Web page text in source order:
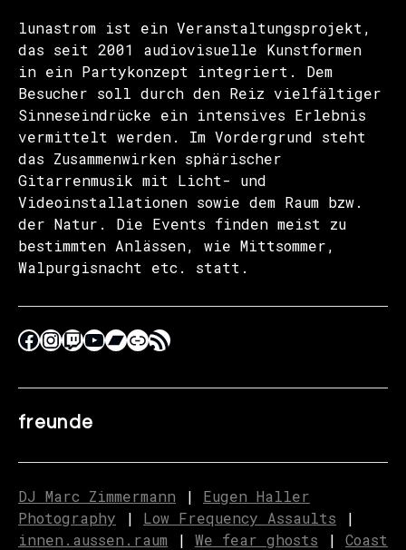
lunastrom ist ein Veranstaltungsprojekt,
das seit 2001 audiovisuelle Kunstformen
in ein Partykonzept integriert. Dem
Besucher soll durch den Reiz vielfältiger
Sinneseindrücke ein intensives Erlebnis
vermittelt werden. Im Vordergrund steht
das Zusammenwirken sphärischer
Gitarrenmusik mit Licht- und
Videoinstallationen sowie dem Raum bzw.
der Natur. Die Events finden meist zu
bestimmten Anlässen, wie Mittsommer,
Walpurgisnacht etc. statt.
freunde
DJ Marc Zimmermann | Eugen Haller
Photography | Low Frequency Assaults |
innen.aussen.raum | We fear ghosts | Coast